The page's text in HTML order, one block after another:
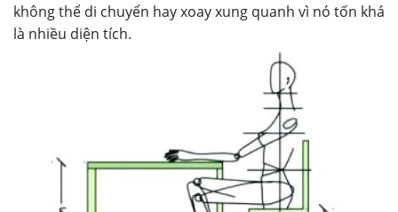
không thể di chuyển hay xoay xung quanh vì nó tốn khá
là nhiều diện tích.